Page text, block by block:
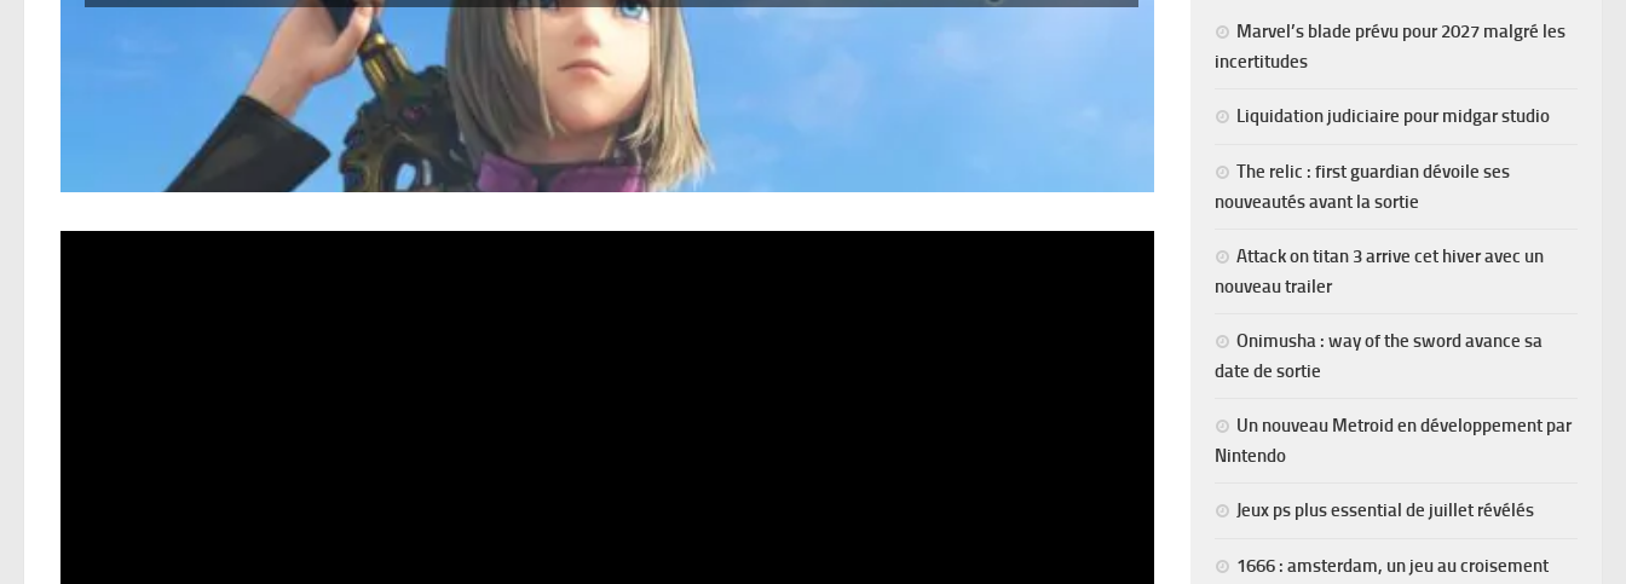
Marvel’s blade prévu pour 2027 malgré les
incertitudes
Liquidation judiciaire pour midgar studio
The relic : first guardian dévoile ses
nouveautés avant la sortie
Attack on titan 3 arrive cet hiver avec un
nouveau trailer
Onimusha : way of the sword avance sa
date de sortie
Un nouveau Metroid en développement par
Nintendo
Jeux ps plus essential de juillet révélés
1666 : amsterdam, un jeu au croisement